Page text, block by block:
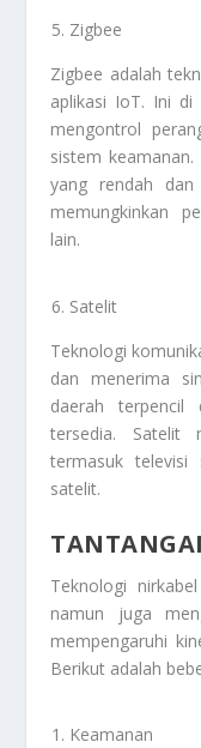
Zigbee
Zigbee adalah
aplikasi IoT. Ini
mengontrol
sistem
yang rendah
memungkinkan
lain.
Satelit
Teknologi
dan menerima
daerah
tersedia. Satelit
termasuk televisi
satelit.
Teknologi
namun juga
mempengaruhi
Berikut adalah
Keamanan